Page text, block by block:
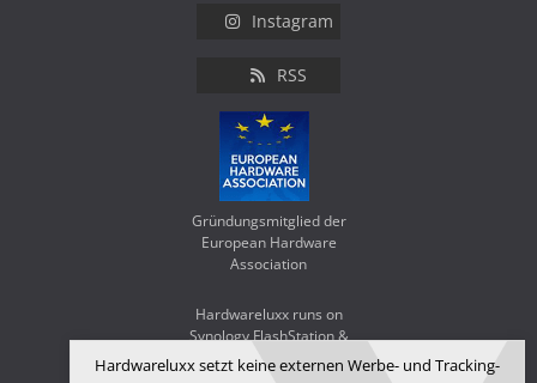
Hardwareluxx setzt keine externen Werbe- und Tracking-
Instagram
RSS
Gründungsmitglied der
European Hardware
Association
Hardwareluxx runs on
Synology FlashStation &
WD Red SA500